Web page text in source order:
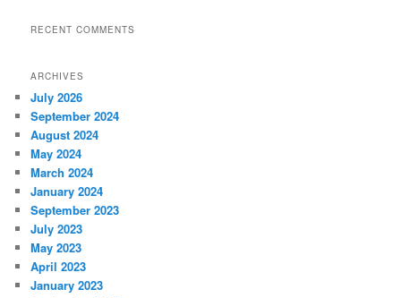
RECENT COMMENTS
ARCHIVES
July 2026
September 2024
August 2024
May 2024
March 2024
January 2024
September 2023
July 2023
May 2023
April 2023
January 2023